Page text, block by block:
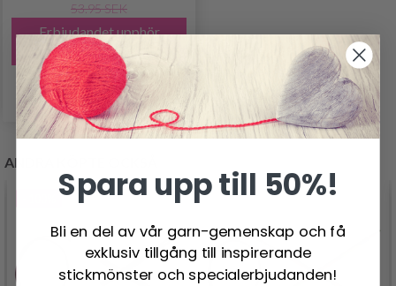
53.95 SEK
Erbjudandet upphör
06/08/2026
Se produkt
ANDRA KÖPTE OCKSÅ
Spara upp till 50%!
Bli en del av vår garn-gemenskap och få
exklusiv tillgång till inspirerande
stickmönster och specialerbjudanden!